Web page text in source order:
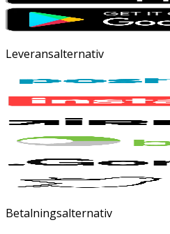
Leveransalternativ
Betalningsalternativ